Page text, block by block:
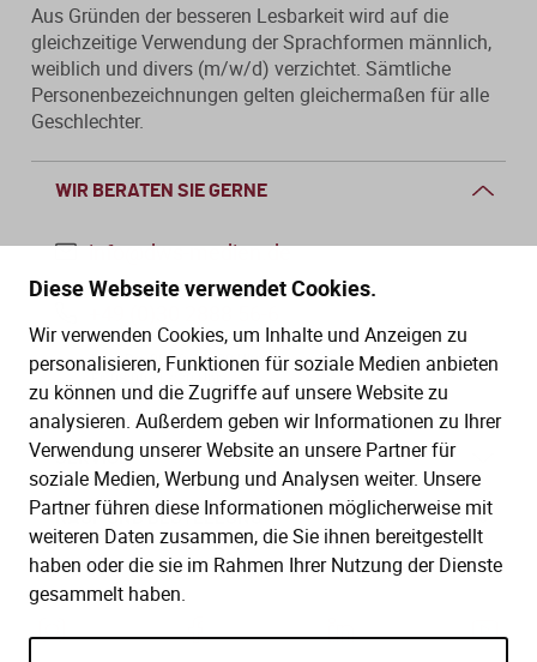
Diese Webseite verwendet Cookies.
Wir verwenden Cookies, um Inhalte und Anzeigen zu
personalisieren, Funktionen für soziale Medien anbieten
zu können und die Zugriffe auf unsere Website zu
analysieren. Außerdem geben wir Informationen zu Ihrer
Verwendung unserer Website an unsere Partner für
soziale Medien, Werbung und Analysen weiter. Unsere
Partner führen diese Informationen möglicherweise mit
weiteren Daten zusammen, die Sie ihnen bereitgestellt
haben oder die sie im Rahmen Ihrer Nutzung der Dienste
gesammelt haben.
WIR BERATEN SIE GERNE
info@dws-medien.de
Mo.–Do. 08:00–16:00 Uhr
Fr. 08:00–13:30 Uhr
SERVICE
Hilfe (FAQ)
Gesetze
Kontakt
KAUF UND BESTELLUNG
Versand und Lieferung
Aus Gründen der besseren Lesbarkeit wird auf die
gleichzeitige Verwendung der Sprachformen männlich,
weiblich und divers (m/w/d) verzichtet. Sämtliche
Personenbezeichnungen gelten gleichermaßen für alle
Geschlechter.